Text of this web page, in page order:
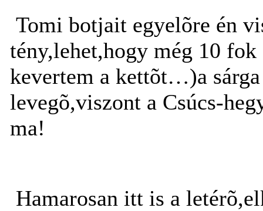
Tomi botjait egyelõre én
tény,lehet,hogy még 10
kevertem a kettõt…)a
levegõ,viszont a Csúcs-
ma!
Hamarosan itt is a